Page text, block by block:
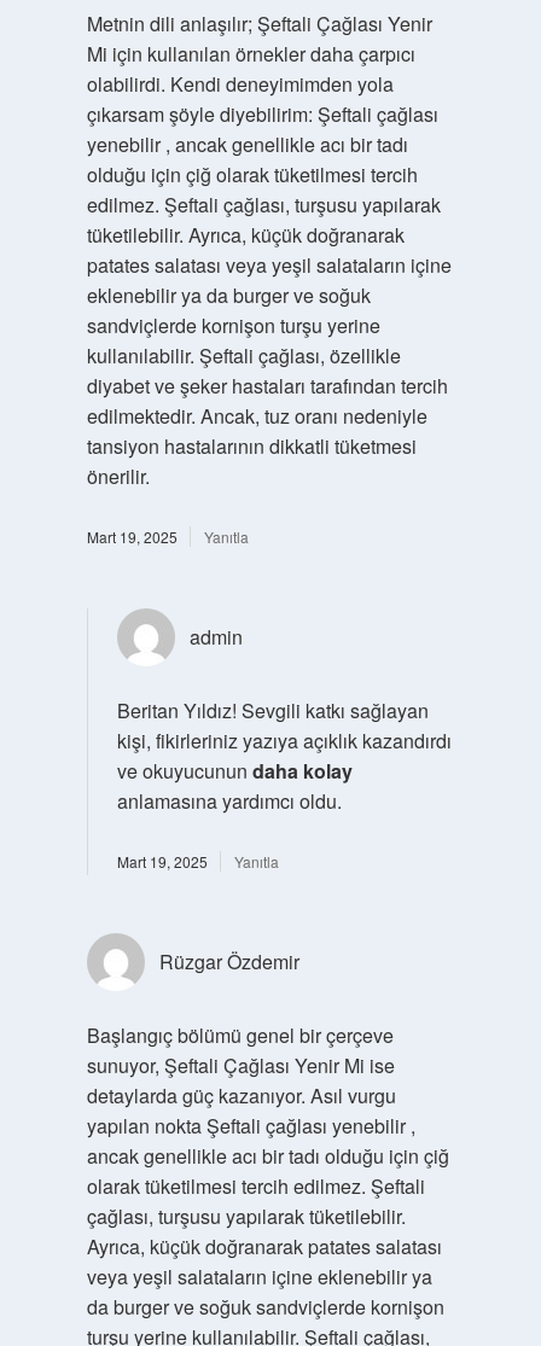
Metnin dili anlaşılır; Şeftali Çağlası Yenir
Mi için kullanılan örnekler daha çarpıcı
olabilirdi. Kendi deneyimimden yola
çıkarsam şöyle diyebilirim: Şeftali çağlası
yenebilir , ancak genellikle acı bir tadı
olduğu için çiğ olarak tüketilmesi tercih
edilmez. Şeftali çağlası, turşusu yapılarak
tüketilebilir. Ayrıca, küçük doğranarak
patates salatası veya yeşil salataların içine
eklenebilir ya da burger ve soğuk
sandviçlerde kornişon turşu yerine
kullanılabilir. Şeftali çağlası, özellikle
diyabet ve şeker hastaları tarafından tercih
edilmektedir. Ancak, tuz oranı nedeniyle
tansiyon hastalarının dikkatli tüketmesi
önerilir.
Mart 19, 2025 Yanıtla
admin
Beritan Yıldız! Sevgili katkı sağlayan
kişi, fikirleriniz yazıya açıklık kazandırdı
ve okuyucunun daha kolay
anlamasına yardımcı oldu.
Mart 19, 2025 Yanıtla
Rüzgar Özdemir
Başlangıç bölümü genel bir çerçeve
sunuyor, Şeftali Çağlası Yenir Mi ise
detaylarda güç kazanıyor. Asıl vurgu
yapılan nokta Şeftali çağlası yenebilir ,
ancak genellikle acı bir tadı olduğu için çiğ
olarak tüketilmesi tercih edilmez. Şeftali
çağlası, turşusu yapılarak tüketilebilir.
Ayrıca, küçük doğranarak patates salatası
veya yeşil salataların içine eklenebilir ya
da burger ve soğuk sandviçlerde kornişon
turşu yerine kullanılabilir. Şeftali çağlası,